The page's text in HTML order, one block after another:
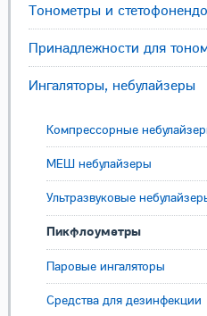
Тонометры и
Принадлежности для
Ингаляторы, небулайзеры
Компрессорные
МЕШ небулайзеры
Ультразвуковые
Пикфлоуметры
Паровые ингаляторы
Средства для дезинфекции